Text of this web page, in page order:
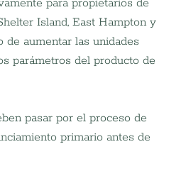
para propietarios de
Island, East Hampton y
aumentar las unidades
parámetros del producto de
pasar por el proceso de
primario antes de